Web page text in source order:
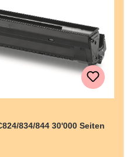
834/844 30'000 Seiten